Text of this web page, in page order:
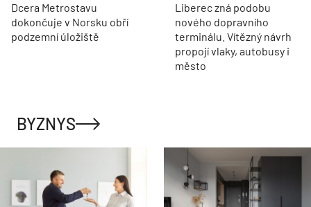
Dcera Metrostavu
dokončuje v Norsku obří
podzemní úložiště
Liberec zná podobu
nového dopravního
terminálu. Vítězný návrh
propojí vlaky, autobusy i
město
BYZNYS